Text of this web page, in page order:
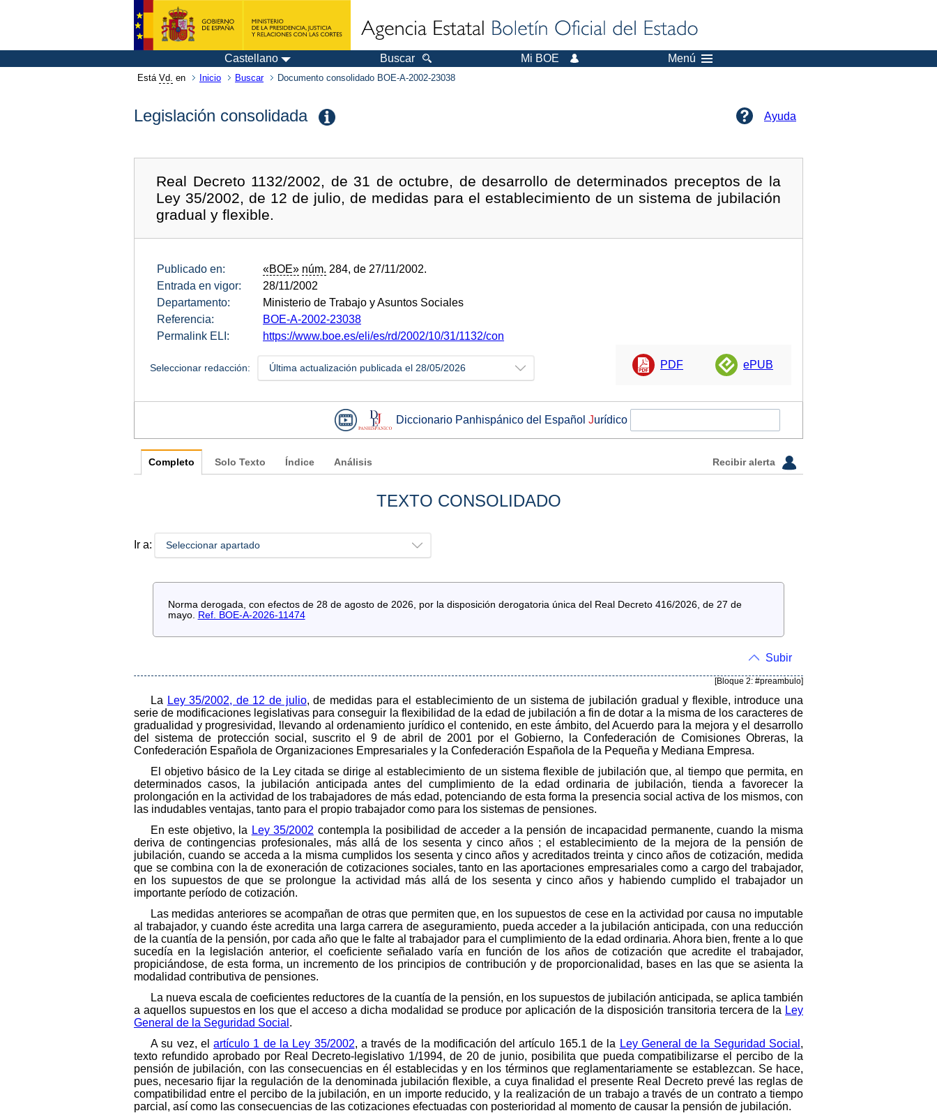
Castellano Buscar Mi BOE Menú
Está Vd. en Inicio Buscar Documento consolidado BOE-A-2002-23038
Legislación consolidada Ayuda
Real Decreto 1132/2002, de 31 de octubre, de desarrollo de determinados preceptos de la
Ley 35/2002, de 12 de julio, de medidas para el establecimiento de un sistema de jubilación
gradual y flexible.
Publicado en: «BOE» núm. 284, de 27/11/2002.
Entrada en vigor:
28/11/2002
Departamento:
Ministerio de Trabajo y Asuntos Sociales
Referencia:
BOE-A-2002-23038
Permalink ELI:
https://www.boe.es/eli/es/rd/2002/10/31/1132/con
Seleccionar redacción: Última actualización publicada el 28/05/2026 PDF ePUB
Diccionario Panhispánico del Español Jurídico
Completo Solo Texto Índice Análisis Recibir alerta
TEXTO CONSOLIDADO
Ir a: Seleccionar apartado
Norma derogada, con efectos de 28 de agosto de 2026, por la disposición derogatoria única del Real Decreto 416/2026, de 27 de
mayo. Ref. BOE-A-2026-11474
Subir
[Bloque 2: #preambulo]
La Ley 35/2002, de 12 de julio, de medidas para el establecimiento de un sistema de jubilación gradual y flexible, introduce una
serie de modificaciones legislativas para conseguir la flexibilidad de la edad de jubilación a fin de dotar a la misma de los caracteres de
gradualidad y progresividad, llevando al ordenamiento jurídico el contenido, en este ámbito, del Acuerdo para la mejora y el desarrollo
del sistema de protección social, suscrito el 9 de abril de 2001 por el Gobierno, la Confederación de Comisiones Obreras, la
Confederación Española de Organizaciones Empresariales y la Confederación Española de la Pequeña y Mediana Empresa.
El objetivo básico de la Ley citada se dirige al establecimiento de un sistema flexible de jubilación que, al tiempo que permita, en
determinados casos, la jubilación anticipada antes del cumplimiento de la edad ordinaria de jubilación, tienda a favorecer la
prolongación en la actividad de los trabajadores de más edad, potenciando de esta forma la presencia social activa de los mismos, con
las indudables ventajas, tanto para el propio trabajador como para los sistemas de pensiones.
En este objetivo, la Ley 35/2002 contempla la posibilidad de acceder a la pensión de incapacidad permanente, cuando la misma
deriva de contingencias profesionales, más allá de los sesenta y cinco años ; el establecimiento de la mejora de la pensión de
jubilación, cuando se acceda a la misma cumplidos los sesenta y cinco años y acreditados treinta y cinco años de cotización, medida
que se combina con la de exoneración de cotizaciones sociales, tanto en las aportaciones empresariales como a cargo del trabajador,
en los supuestos de que se prolongue la actividad más allá de los sesenta y cinco años y habiendo cumplido el trabajador un
importante período de cotización.
Las medidas anteriores se acompañan de otras que permiten que, en los supuestos de cese en la actividad por causa no imputable
al trabajador, y cuando éste acredita una larga carrera de aseguramiento, pueda acceder a la jubilación anticipada, con una reducción
de la cuantía de la pensión, por cada año que le falte al trabajador para el cumplimiento de la edad ordinaria. Ahora bien, frente a lo que
sucedía en la legislación anterior, el coeficiente señalado varía en función de los años de cotización que acredite el trabajador,
propiciándose, de esta forma, un incremento de los principios de contribución y de proporcionalidad, bases en las que se asienta la
modalidad contributiva de pensiones.
La nueva escala de coeficientes reductores de la cuantía de la pensión, en los supuestos de jubilación anticipada, se aplica también
a aquellos supuestos en los que el acceso a dicha modalidad se produce por aplicación de la disposición transitoria tercera de la Ley
General de la Seguridad Social .
A su vez, elartículo 1 de la Ley 35/2002, a través de la modificación del artículo 165.1 de la Ley General de la Seguridad Social ,
texto refundido aprobado por Real Decreto-legislativo 1/1994, de 20 de junio, posibilita que pueda compatibilizarse el percibo de la
pensión de jubilación, con las consecuencias en él establecidas y en los términos que reglamentariamente se establezcan. Se hace,
pues, necesario fijar la regulación de la denominada jubilación flexible, a cuya finalidad el presente Real Decreto prevé las reglas de
compatibilidad entre el percibo de la jubilación, en un importe reducido, y la realización de un trabajo a través de un contrato a tiempo
parcial, así como las consecuencias de las cotizaciones efectuadas con posterioridad al momento de causar la pensión de jubilación.